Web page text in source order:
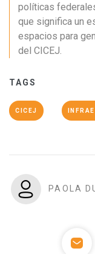
políticas
que significa un
espacios para
del CICEJ.
TAGS
CICEJ
PAOLA